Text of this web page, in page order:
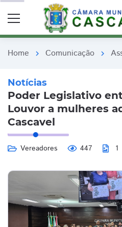
Home chevron_right Comunicação chevron_right
Notícias
Poder Legislativo
Louvor a mulheres
Cascavel
Vereadores 447 1